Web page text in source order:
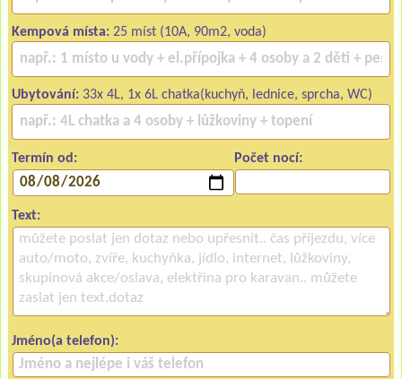
Kempová místa: 25 míst (10A, 90m2, voda)
Ubytování: 33x 4L, 1x 6L chatka(kuchyň, lednice, sprcha, WC)
Termín od: Počet nocí:
Text:
Jméno(a telefon):